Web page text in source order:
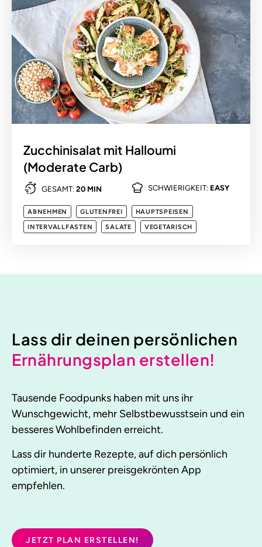
Zucchinisalat mit Halloumi
(Moderate Carb)
GESAMT: 20 MIN SCHWIERIGKEIT: EASY
ABNEHMEN GLUTENFREI
HAUPTSPEISEN
INTERVALLFASTEN
SALATE VEGETARISCH
Lass dir deinen persönlichen
Ernährungsplan erstellen!
Tausende Foodpunks haben mit uns ihr
Wunschgewicht, mehr Selbstbewusstsein und ein
besseres Wohlbefinden erreicht.
Lass dir hunderte Rezepte, auf dich persönlich
optimiert, in unserer preisgekrönten App
empfehlen.
JETZT PLAN ERSTELLEN!